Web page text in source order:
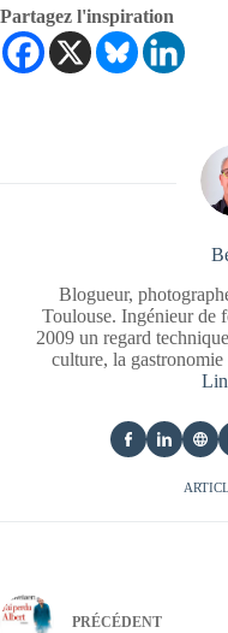
Partagez l'inspiration
Blogueur,
Toulouse. Ingénieur de
2009 un regard
culture, la
PRÉCÉDENT